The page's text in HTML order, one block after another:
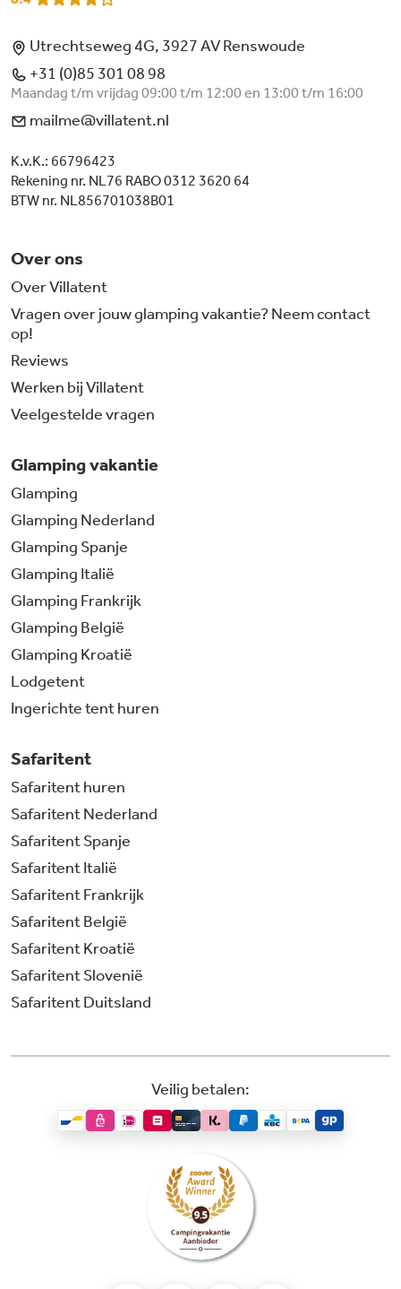
Utrechtseweg 4G, 3927 AV Renswoude
+31 (0)85 301 08 98
Maandag t/m vrijdag 09:00 t/m 12:00 en 13:00 t/m 16:00
mailme@villatent.nl
K.v.K.: 66796423
Rekening nr. NL76 RABO 0312 3620 64
BTW nr. NL856701038B01
Over ons
Over Villatent
Vragen over jouw glamping vakantie? Neem contact
op!
Reviews
Werken bij Villatent
Veelgestelde vragen
Glamping vakantie
Glamping
Glamping Nederland
Glamping Spanje
Glamping Italië
Glamping Frankrijk
Glamping België
Glamping Kroatië
Lodgetent
Ingerichte tent huren
Safaritent
Safaritent huren
Safaritent Nederland
Safaritent Spanje
Safaritent Italië
Safaritent Frankrijk
Safaritent België
Safaritent Kroatië
Safaritent Slovenië
Safaritent Duitsland
Veilig betalen: